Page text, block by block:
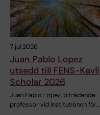
7 jul 2026
Juan Pablo Lopez
utsedd till FENS-Kavli
Scholar 2026
Juan Pablo Lopez, biträdande
professor vid Institutionen för…